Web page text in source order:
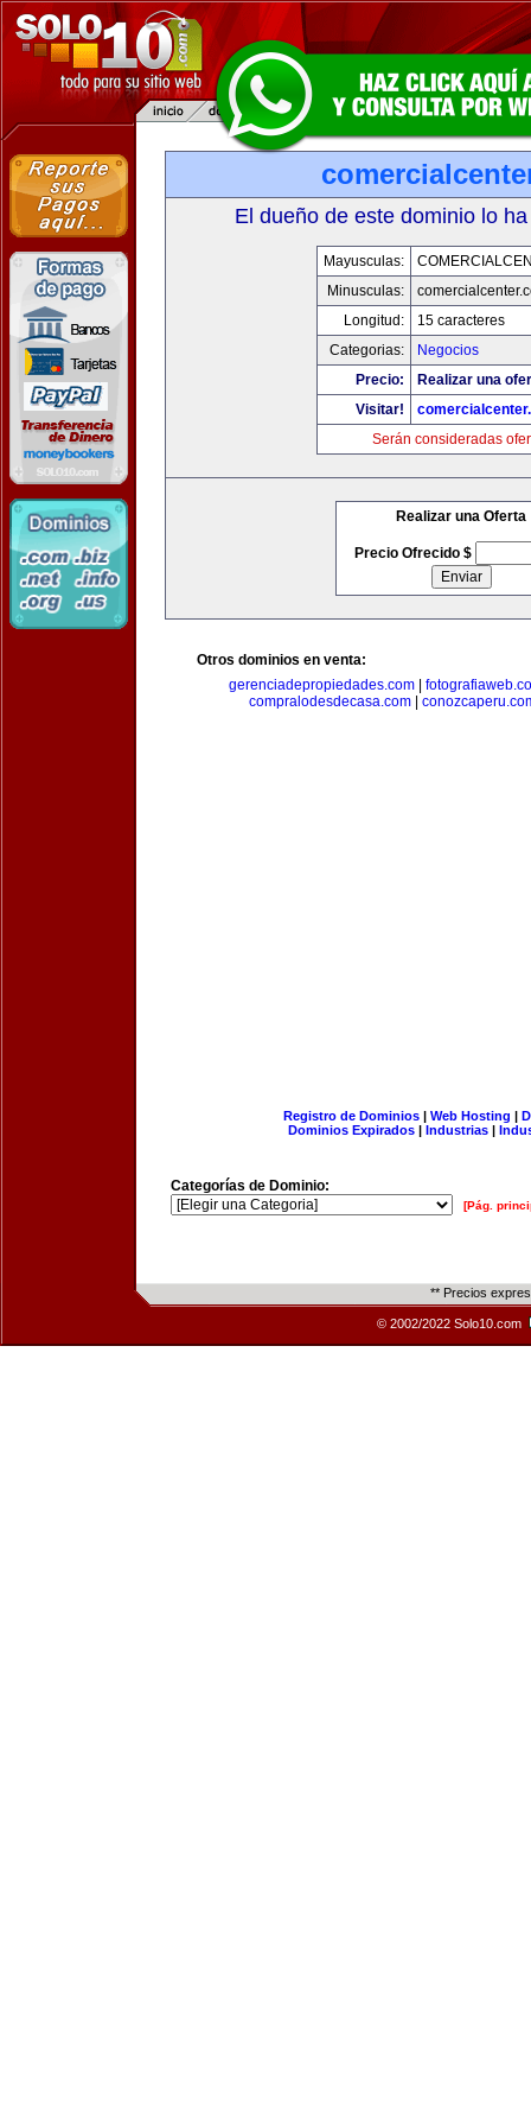
El dueño de este dominio lo
Mayusculas:
Minusculas:
Longitud:
15 caracteres
Categorias:
Negocios
Precio:
Realizar una
Visitar!
Serán consideradas
Realizar una Oferta
Precio Ofrecido $
Otros dominios en venta:
gerenciadepropiedades.com|
compralodesdecasa.com
Registro de Dominios| Web Hosting |
Dominios Expirados | Industrias |
Categorías de Dominio:
[Pág.
** Precios
© 2002/2022 Solo10.com